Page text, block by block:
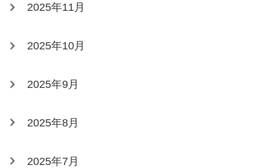
2025年11月
2025年10月
2025年9月
2025年8月
2025年7月